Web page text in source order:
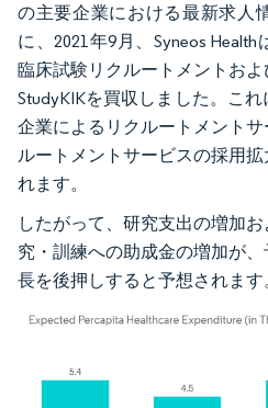
の主要企業における最新求人
に、2021年9月、Syneos
臨床試験リクルートメントお
StudyKIKを買収しました。こ
企業によるリクルートメント
ルートメントサービスの採用
れます。
したがって、研究支出の増加
究・訓練への助成金の増加が
長を後押しすると予想されます